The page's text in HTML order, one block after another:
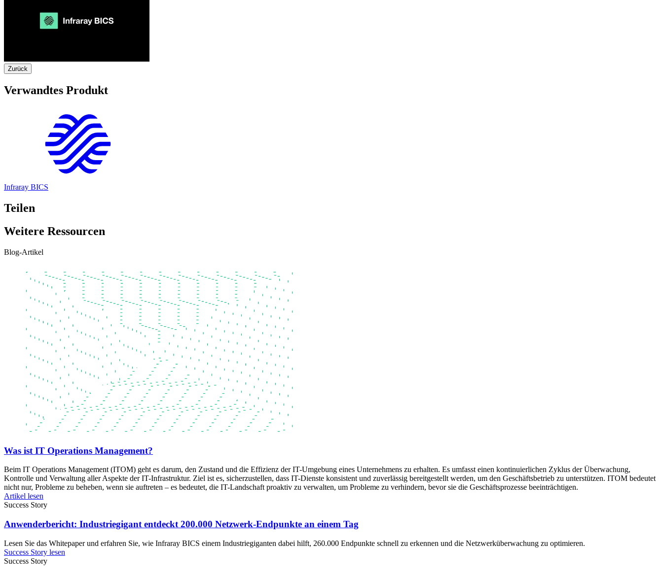
Zurück
Verwandtes Produkt
Infraray BICS
Teilen
Weitere Ressourcen
Blog-Artikel
Was ist IT Operations Management?
Beim IT Operations Management (ITOM) geht es darum, den Zustand und die Effizienz der IT-Umgebung eines Unternehmens zu erhalten. Es umfasst einen kontinuierlichen Zyklus der Überwachung,
Kontrolle und Verwaltung aller Aspekte der IT-Infrastruktur. Ziel ist es, sicherzustellen, dass IT-Dienste konsistent und zuverlässig bereitgestellt werden, um den Geschäftsbetrieb zu unterstützen. ITOM bedeutet
nicht nur, Probleme zu beheben, wenn sie auftreten – es bedeutet, die IT-Landschaft proaktiv zu verwalten, um Probleme zu verhindern, bevor sie die Geschäftsprozesse beeinträchtigen.
Artikel lesen
Success Story
Anwenderbericht: Industriegigant entdeckt 200.000 Netzwerk-Endpunkte an einem Tag
Lesen Sie das Whitepaper und erfahren Sie, wie Infraray BICS einem Industriegiganten dabei hilft, 260.000 Endpunkte schnell zu erkennen und die Netzwerküberwachung zu optimieren.
Success Story lesen
Success Story